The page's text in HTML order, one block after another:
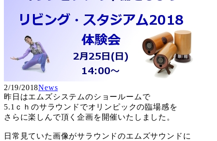
2/19/2018News
昨日はエムズシステムのショールームで
5.1ｃｈのサラウンドでオリンピックの臨場感を
さらに楽しんで頂く企画を開催いたしました。
日常見ていた画像がサラウンドのエムズサウンドに